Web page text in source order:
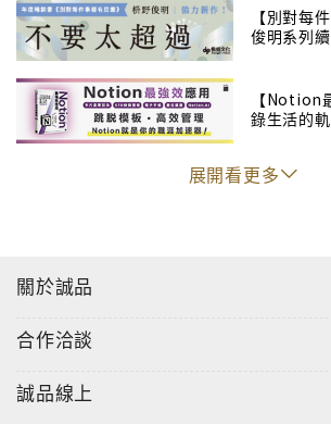
增，也讓作者產生一個想法，那就是讓
跨越不同流派，當作基礎學習，並可長
本書不涉及任何流派，主要介紹廣為流
「體位法」。體位法不是瑜伽的全部，
正確地瞭解體位法，對於深度學習瑜伽
著練習體位法的書；對初學者而言，這
參考手冊；對中階者而言，這本書可以
習體位法名稱的教科書；對進階者而言
做為挑戰高難度體位法的指南；對瑜伽
【別對每
俊明系列
【Notion
錄生活的
展開看更多
關於誠品
合作洽談
誠品線上